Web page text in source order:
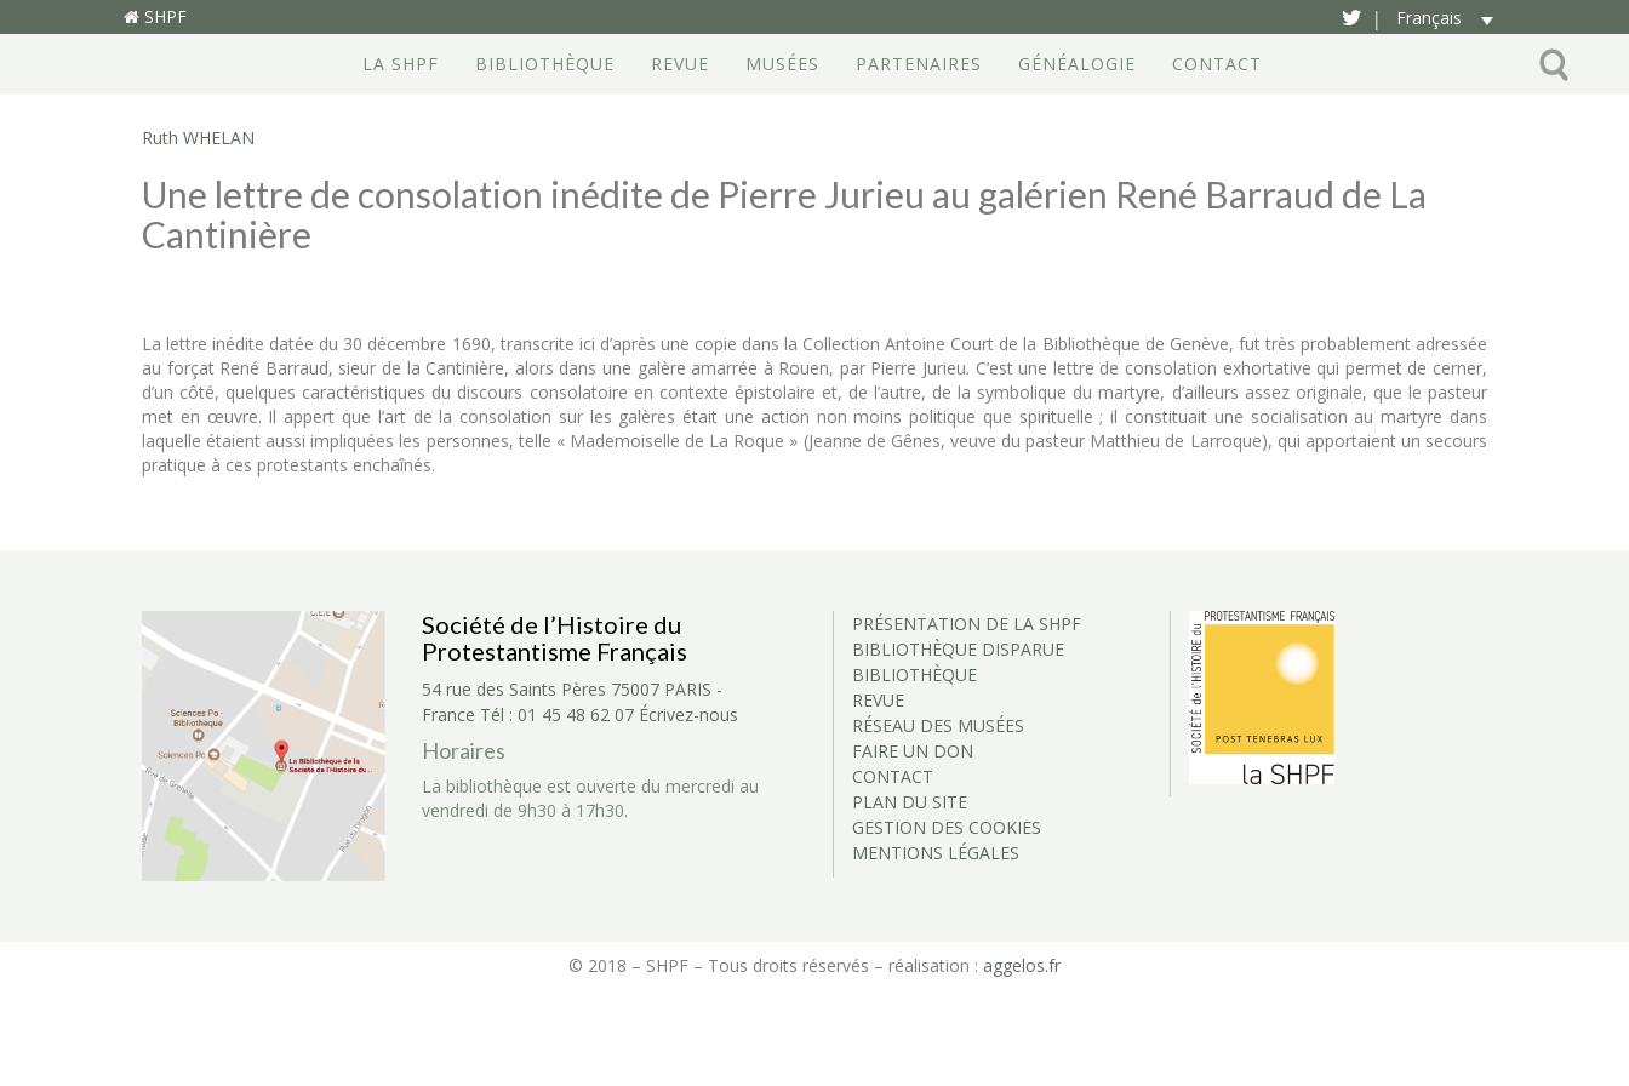
SHPF |
Français
LA SHPF
BIBLIOTHÈQUE REVUE MUSÉES PARTENAIRES GÉNÉALOGIE CONTACT
Ruth WHELAN
Une lettre de consolation inédite de Pierre Jurieu au galérien René Barraud de La
Cantinière
La lettre inédite datée du 30 décembre 1690, transcrite ici d’après une copie dans la Collection Antoine Court de la Bibliothèque de Genève, fut très probablement adressée
au forçat René Barraud, sieur de la Cantinière, alors dans une galère amarrée à Rouen, par Pierre Jurieu. C’est une lettre de consolation exhortative qui permet de cerner,
d’un côté, quelques caractéristiques du discours consolatoire en contexte épistolaire et, de l’autre, de la symbolique du martyre, d’ailleurs assez originale, que le pasteur
met en œuvre. Il appert que l’art de la consolation sur les galères était une action non moins politique que spirituelle ; il constituait une socialisation au martyre dans
laquelle étaient aussi impliquées les personnes, telle « Mademoiselle de La Roque » (Jeanne de Gênes, veuve du pasteur Matthieu de Larroque), qui apportaient un secours
pratique à ces protestants enchaînés.
Société de l’Histoire du
Protestantisme Français
54 rue des Saints Pères 75007 PARIS -
France Tél : 01 45 48 62 07 Écrivez-nous
Horaires
La bibliothèque est ouverte du mercredi au
vendredi de 9h30 à 17h30.
PRÉSENTATION DE LA SHPF
BIBLIOTHÈQUE DISPARUE
BIBLIOTHÈQUE
REVUE
RÉSEAU DES MUSÉES
FAIRE UN DON
CONTACT
PLAN DU SITE
GESTION DES COOKIES
MENTIONS LÉGALES
© 2018 – SHPF – Tous droits réservés – réalisation : aggelos.fr